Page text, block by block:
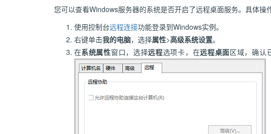
您可以查看Windows服务器的系统是否开启了远程桌面服务。具体操
使用控制台远程连接功能登录到Windows实例。
右键单击我的电脑，选择属性>高级系统设置。
在系统属性窗口，选择远程选项卡，在远程桌面区域，确认